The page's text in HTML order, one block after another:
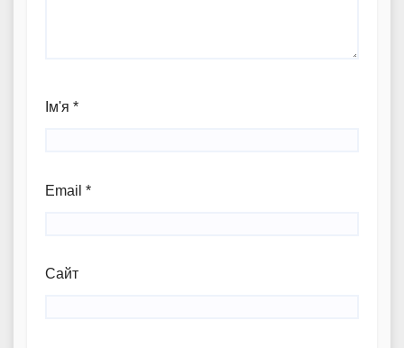
Ім'я *
Email *
Сайт